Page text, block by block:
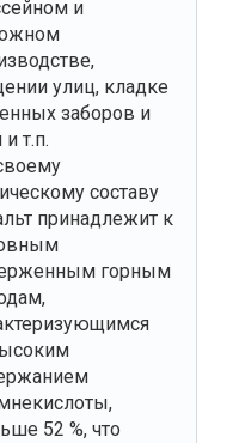
и
улиц, кладке
заборов и
и т.п.
составу
принадлежит к
горным
52 %, что